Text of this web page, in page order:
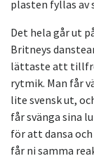
plasten fyllas av
Det hela går ut
Britneys
lättaste att
rytmik. Man får
lite svensk ut,
får svänga sina
för att dansa
får ni samma